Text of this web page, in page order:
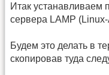
Итак устанавливаем
сервера LAMP
Будем это делать в
скопировав туда